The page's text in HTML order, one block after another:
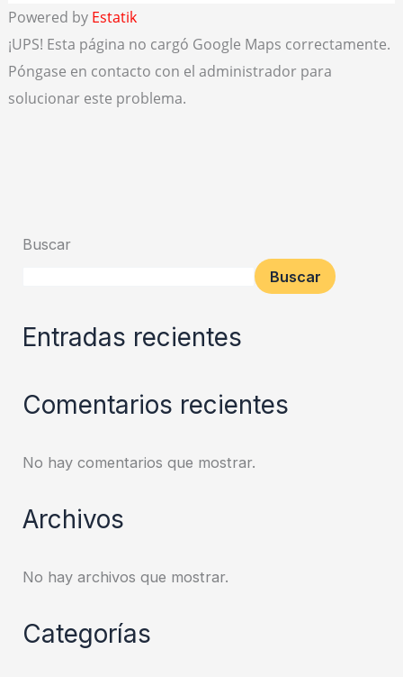
Powered by Estatik
¡UPS! Esta página no cargó Google Maps correctamente.
Póngase en contacto con el administrador para
solucionar este problema.
Buscar
Buscar
Entradas recientes
Comentarios recientes
No hay comentarios que mostrar.
Archivos
No hay archivos que mostrar.
Categorías